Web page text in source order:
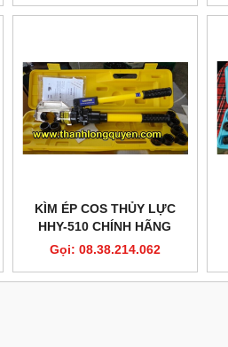
KÌM ÉP COS THỦY LỰC
HHY-510 CHÍNH HÃNG
Gọi: 08.38.214.062